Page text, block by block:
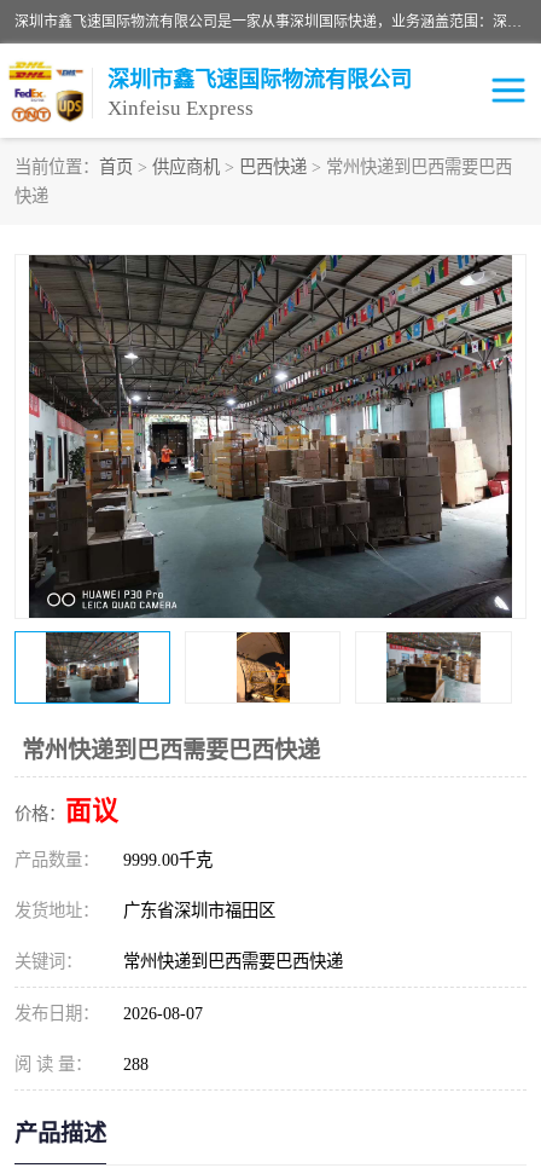
深圳市鑫飞速国际物流有限公司是一家从事深圳国际快递，业务涵盖范围：深圳DHL国际快递、深圳国际快递公司、深圳国际物流公司、深圳国际快递、深圳DHL国际快递电话可拨打全国服务热线：15019287411。欢迎各位亲来人来电到我司洽谈合作。
深圳市鑫飞速国际物流有限公司
Xinfeisu Express
当前位置： 首页 > 供应商机 > 巴西快递 > 常州快递到巴西需要巴西
快递
常州快递到巴西需要巴西快递
价格： 面议
产品数量： 9999.00千克
发货地址： 广东省深圳市福田区
关键词： 常州快递到巴西需要巴西快递
发布日期： 2026-08-07
阅 读 量： 288
产品描述
联邦快递
俄罗斯快递 巴西快递
深圳DHL国际快递 伊朗快递
UPS国际快递 深圳国际快递公司
深圳国际物流公司 深圳国际快递电话
DHL国际快递电话 深圳国际快递
新能源电池出口物流